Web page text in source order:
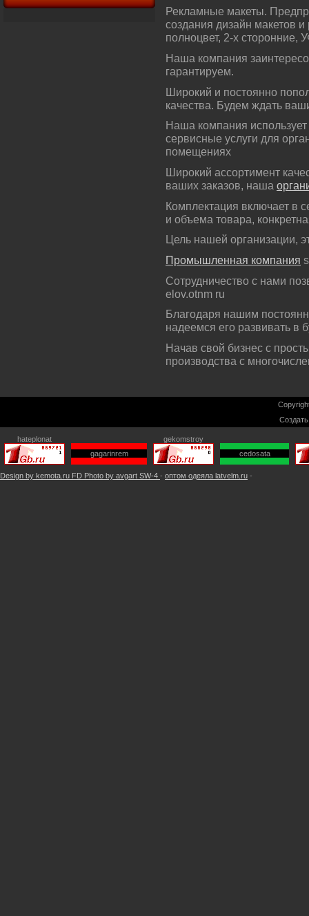
Рекламные макеты.
создания дизайн макетов
полноцвет, 2-х сторонние,
Наша компания
гарантируем.
Широкий и постоянно
качества. Будем ждать
Наша компания
сервисные услуги для
помещениях
Широкий ассортимент
ваших заказов, наша
Комплектация включает в
и объема товара,
Цель нашей организации,
Промышленная компания
Сотрудничество с нами
elov.otnm ru
Благодаря нашим
надеемся его развивать в
Начав свой бизнес с
производства с
hateplonat
gagarinrem
gekomstroy
cedosata
Design by kemota.ru FD Photo by avgart SW-4 - оптом одеяла latvelm.ru -